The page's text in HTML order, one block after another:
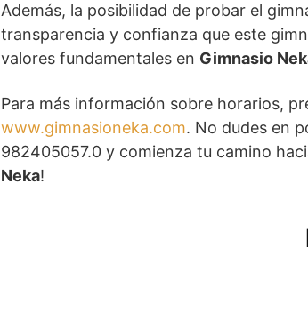
Además, la posibilidad de probar el
transparencia y confianza que este
valores fundamentales en Gimnasio
Para más información sobre horarios,
www.gimnasioneka.com. No dudes en
982405057.0 y comienza tu camino
Neka!